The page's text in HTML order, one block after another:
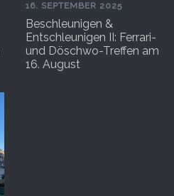
16. SEPTEMBER 2025
Beschleunigen &
Entschleunigen II: Ferrari-
und Döschwo-Treffen am
16. August